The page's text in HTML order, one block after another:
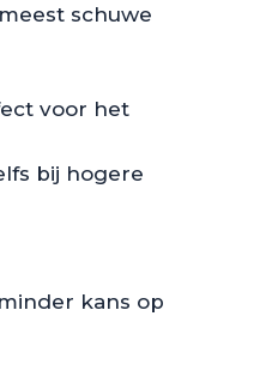
schuwe
voor het
bij hogere
kans op